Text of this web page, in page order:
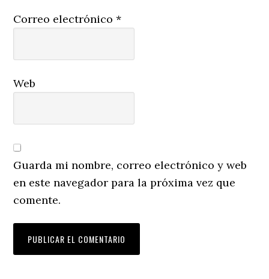
Correo electrónico*
Web
Guarda mi nombre, correo electrónico y web
en este navegador para la próxima vez que
comente.